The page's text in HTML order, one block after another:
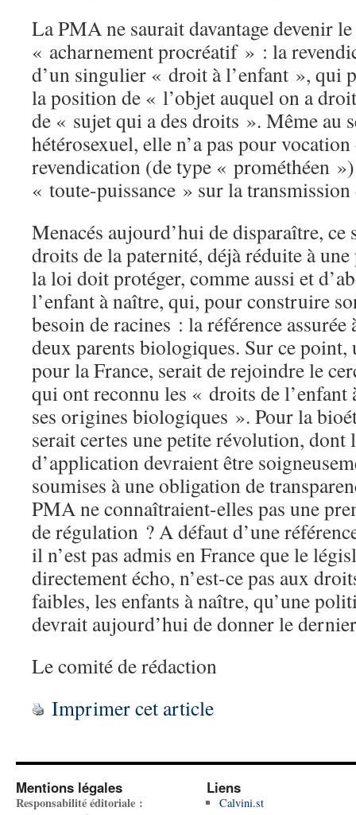
La PMA ne saurait davantage devenir
« acharnement procréatif » : la
d’un singulier « droit à l’enfant », qui
la position de « l’objet auquel on a
de « sujet qui a des droits ». Même au
hétérosexuel, elle n’a pas pour
revendication (de type « prométhéen
« toute-puissance » sur la transmission
Menacés aujourd’hui de disparaître,
droits de la paternité, déjà réduite à
la loi doit protéger, comme aussi et
l’enfant à naître, qui, pour construire
besoin de racines : la référence assurée
deux parents biologiques. Sur ce point,
pour la France, serait de rejoindre le
qui ont reconnu les « droits de l’enfant
ses origines biologiques ». Pour la
serait certes une petite révolution, dont
d’application devraient être
soumises à une obligation de
PMA ne connaîtraient-elles pas une
de régulation ? A défaut d’une
il n’est pas admis en France que le
directement écho, n’est-ce pas aux
faibles, les enfants à naître, qu’une
devrait aujourd’hui de donner le
Le comité de rédaction
Imprimer cet article
Mentions légales
Responsabilité éditoriale :
Liens
Calvini.st